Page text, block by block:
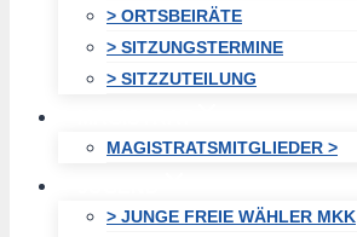
> ORTSBEIRÄTE
> SITZUNGSTERMINE
> SITZZUTEILUNG
MAGISTRATSMITGLIEDER >
> JUNGE FREIE WÄHLER MKK